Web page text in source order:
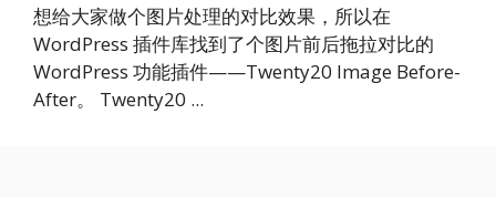
想给大家做个图片处理的对比效果，所以在
WordPress 插件库找到了个图片前后拖拉对比的
WordPress 功能插件——Twenty20 Image Before-
After。 Twenty20 ...